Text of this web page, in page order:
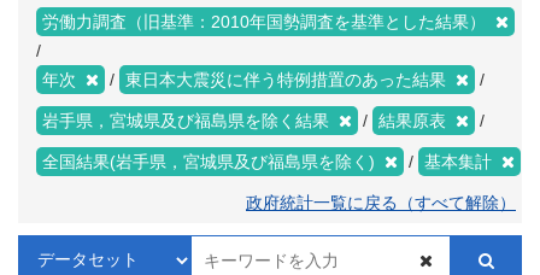
労働力調査（旧基準：2010年国勢調査を基準とした結果）
年次 東日本大震災に伴う特例措置のあった結果
岩手県，宮城県及び福島県を除く結果 結果原表
全国結果(岩手県，宮城県及び福島県を除く) 基本集計
政府統計一覧に戻る（すべて解除）